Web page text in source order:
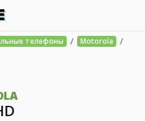
телефоны / Motorola /